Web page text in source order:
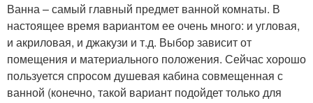
Ванна – самый главный предмет ванной комнаты. В
настоящее время вариантом ее очень много: и угловая,
и акриловая, и джакузи и т.д. Выбор зависит от
помещения и материального положения. Сейчас хорошо
пользуется спросом душевая кабина совмещенная с
ванной (конечно, такой вариант подойдет только для